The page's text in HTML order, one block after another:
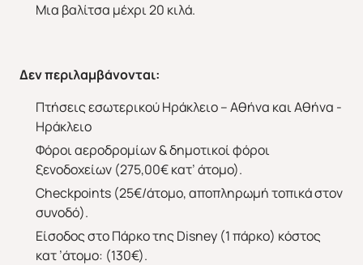
Μια βαλίτσα μέχρι 20 κιλά.
Δεν περιλαμβάνονται:
Πτήσεις εσωτερικού Ηράκλειο – Αθήνα και Αθήνα -
Ηράκλειο
Φόροι αεροδρομίων & δημοτικοί φόροι
ξενοδοχείων (275,00€ κατ’ άτομο).
Checkpoints (25€/άτομο, αποπληρωμή τοπικά στον
συνοδό).
Είσοδος στο Πάρκο της Disney (1 πάρκο) κόστος
κατ ’άτομο: (130€).